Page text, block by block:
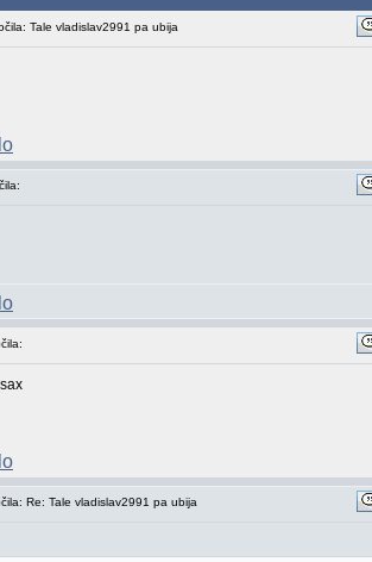
Tale vladislav2991 pa ubija
Re: Tale vladislav2991 pa ubija